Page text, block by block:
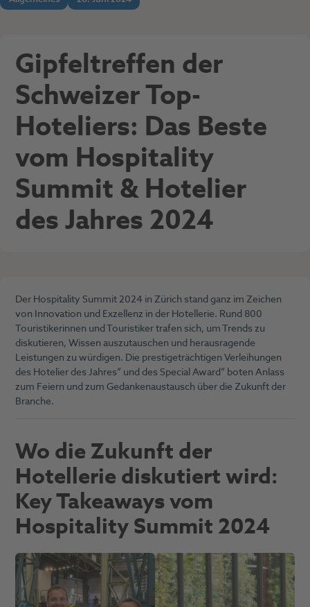
Gipfeltreffen der
Schweizer Top-
Hoteliers: Das Beste
vom Hospitality
Summit & Hotelier
des Jahres 2024
Der Hospitality Summit 2024 in Zürich stand ganz im Zeichen
von Innovation und Exzellenz in der Hotellerie. Rund 800
Touristikerinnen und Touristiker trafen sich, um Trends zu
diskutieren, Wissen auszutauschen und herausragende
Leistungen zu würdigen. Die prestigeträchtigen Verleihungen
des Hotelier des Jahres“ und des Special Award“ boten Anlass
zum Feiern und zum Gedankenaustausch über die Zukunft der
Branche.
Wo die Zukunft der
Hotellerie diskutiert wird:
Key Takeaways vom
Hospitality Summit 2024